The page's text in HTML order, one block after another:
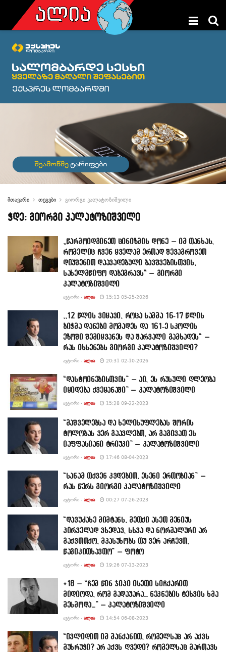
მთავარი თეგები გიორგი კალატოზიშვილი
ჭდე: გიორგი კალატოზიშვილი
„წარმოიდგინეთ ცინიზმის დონე – იმ თანხას,
რომელიც ჩვენ ყველამ ერთად შევაგროვეთ
დიუშენით დაავადებული ბავშვებისთვის,
სახელმწიფო დაბეგრავს“ – გიორგი
კალატოზიშვილი
ᲐᲕᲢᲝᲠᲘ - ᲐᲚᲘᲐ 15:13 05-25-2026
,,12 წლის ვიყავი, როცა სამმა 16-17 წლის
ბიჭმა დანები მომადეს და 161-ე სკოლის
ეზოში შემიყვანეს და შარვალი გამხადეს“ –
რას იხსენებს გიორგი კალატოზიშვილი?
ᲐᲕᲢᲝᲠᲘ - ᲐᲚᲘᲐ 20:31 02-10-2026
“დასტოინებისთვის” – აი, ეს რუსული ღლეობა
იყიდება ქვეყანაში” – კალატოზიშვილი
ᲐᲕᲢᲝᲠᲘ - ᲐᲚᲘᲐ 15:28 09-22-2023
“მაშველებსა და ხელისუფლებას შორის
ტოლობას ვერ გაავლებთ, არ გაგივათ ეს
იაფფასიანი ტრიუკი” – კალატოზიშვილი
ᲐᲕᲢᲝᲠᲘ - ᲐᲚᲘᲐ 17:46 08-04-2023
“სანამ თქვენ კვდებით, ესენი ერთობიან” –
რას წერს გიორგი კალატოზიშვილი
ᲐᲕᲢᲝᲠᲘ - ᲐᲚᲘᲐ 00:27 07-26-2023
“დავუძახე მიმტანს, მეთქი ასეთ მენიუს
პირველად ვხედავ, სხვა და ნორმალური არ
გაქვთთქო, მპასუხობს თუ ვერ არჩევთ,
წაგიკითხავთო” – ფოტო
ᲐᲕᲢᲝᲠᲘ - ᲐᲚᲘᲐ 19:26 07-13-2023
+18 – “ჩემ წინ ჯიპი ისეთი სიჩქარით
მიდიოდა, რომ გადაუარა… ნეკნების ტეხვის ხმა
მესმოდა…” – კალატოზიშვილი
ᲐᲕᲢᲝᲠᲘ - ᲐᲚᲘᲐ 14:54 06-08-2023
“ივლიდით იმ მანქანით, რომელსაც არ აქვს
მუხრუჭი? არ აქვს ღვედი? რომელსაც მართავს